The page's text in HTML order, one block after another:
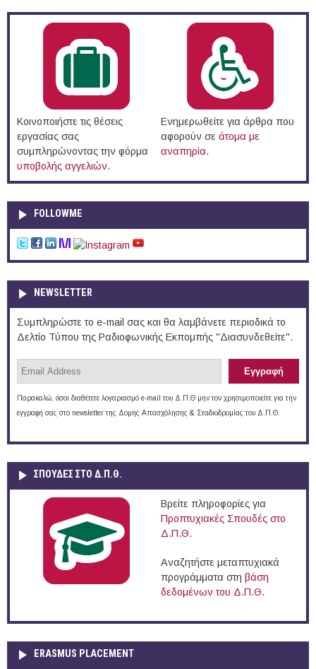
Κοινοποιήστε τις θέσεις
εργασίας σας
συμπληρώνοντας την φόρμα
υποβολής αγγελιών.
Ενημερωθείτε για άρθρα που
αφορούν σε άτομα με
αναπηρία.
FOLLOWME
NEWSLETTER
Συμπληρώστε το e-mail σας και θα λαμβάνετε περιοδικά το
Δελτίο Τύπου της Ραδιοφωνικής Εκπομπής "Διασυνδεθείτε".
Παρακαλώ, όσοι διαθέτετε λογαριασμό e-mail του Δ.Π.Θ μην τον χρησιμοποιείτε για την
εγγραφή σας στο newsletter της Δομής Απασχόλησης & Σταδιοδρομίας του Δ.Π.Θ.
ΣΠΟΥΔΈΣ ΣΤΟ Δ.Π.Θ.
Βρείτε πληροφορίες για
Προπτυχιακές Σπουδές στο
Δ.Π.Θ.
Αναζητήστε μεταπτυχιακά
προγράμματα στη βάση
δεδομένων του Δ.Π.Θ.
ERASMUS PLACEMENT